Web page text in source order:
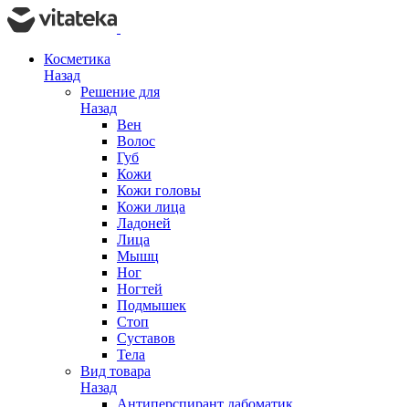
Косметика
Назад
Решение для
Назад
Вен
Волос
Губ
Кожи
Кожи головы
Кожи лица
Ладоней
Лица
Мышц
Ног
Ногтей
Подмышек
Стоп
Суставов
Тела
Вид товара
Назад
Антиперспирант дабоматик